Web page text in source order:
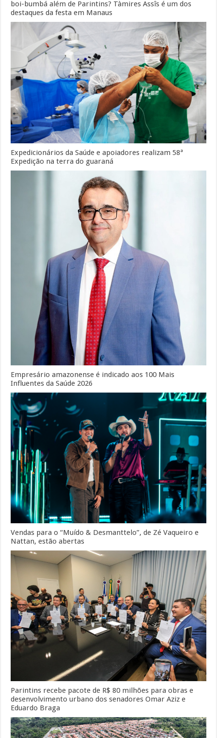
boi-bumbá além de Parintins? Tàmires Assîs é um dos
destaques da festa em Manaus
Expedicionários da Saúde e apoiadores realizam 58ª
Expedição na terra do guaraná
Empresário amazonense é indicado aos 100 Mais
Influentes da Saúde 2026
Vendas para o “Muído & Desmanttelo”, de Zé Vaqueiro e
Nattan, estão abertas
Parintins recebe pacote de R$ 80 milhões para obras e
desenvolvimento urbano dos senadores Omar Aziz e
Eduardo Braga